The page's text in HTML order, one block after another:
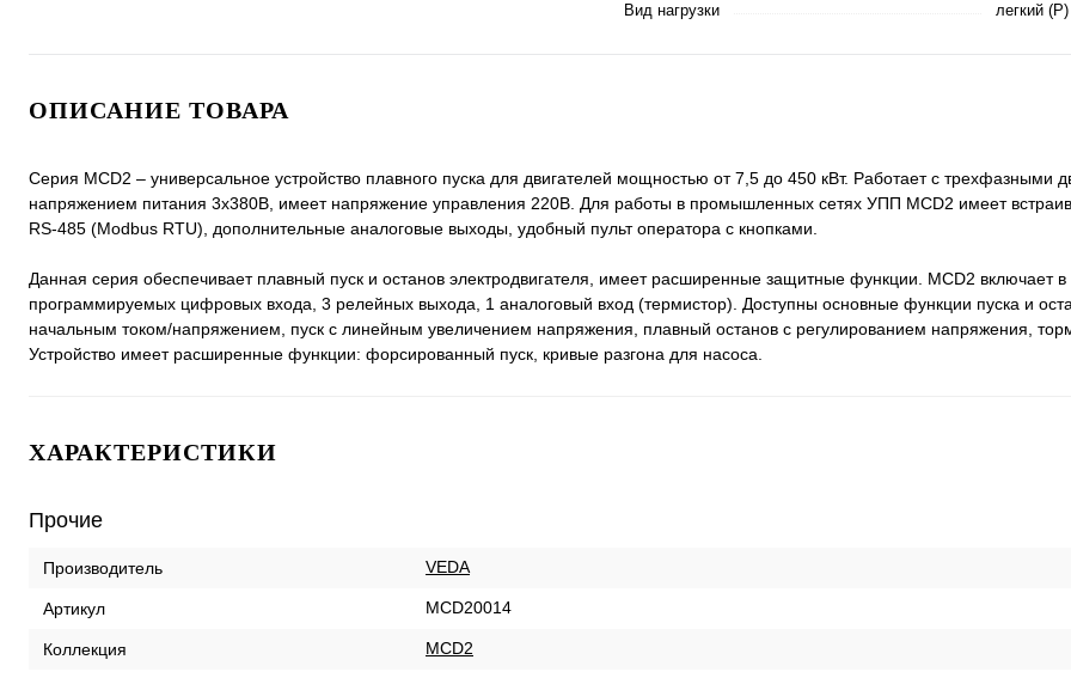
Вид нагрузки
легкий (P)
ОПИСАНИЕ ТОВАРА
Серия MCD2 – универсальное устройство плавного пуска для двигателей мощностью от 7,5 до 450 кВт. Работает с трехфазными
напряжением питания 3х380В, имеет напряжение управления 220В. Для работы в промышленных сетях УПП MCD2 имеет
RS-485 (Modbus RTU), дополнительные аналоговые выходы, удобный пульт оператора с кнопками.
Данная серия обеспечивает плавный пуск и останов электродвигателя, имеет расширенные защитные функции. MCD2 включает
программируемых цифровых входа, 3 релейных выхода, 1 аналоговый вход (термистор). Доступны основные функции пуска и
начальным током/напряжением, пуск с линейным увеличением напряжения, плавный останов с регулированием напряжения,
Устройство имеет расширенные функции: форсированный пуск, кривые разгона для насоса.
ХАРАКТЕРИСТИКИ
Прочие
Производитель VEDA
Артикул MCD20014
Коллекция MCD2